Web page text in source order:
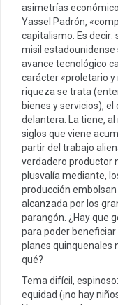
asimetrías
Yassel Padrón,
capitalismo. Es
misil estadounidense
avance tecnológico
carácter «proletario y
riqueza se trata
bienes y servicios),
delantera. La tiene,
siglos que viene
partir del trabajo
verdadero productor
plusvalía mediante,
producción
alcanzada por los
parangón. ¿Hay que
para poder beneficiar
planes quinquenales
qué?
Tema difícil,
equidad (¡no hay